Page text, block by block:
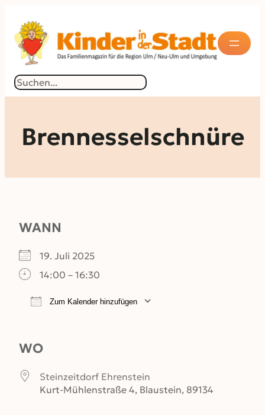
Inhalt
springen
Suchen
Brennesselschnüre
WANN
19. Juli 2025
14:00 – 16:30
Zum Kalender hinzufügen
WO
Steinzeitdorf Ehrenstein
Kurt-Mühlenstraße 4, Blaustein, 89134